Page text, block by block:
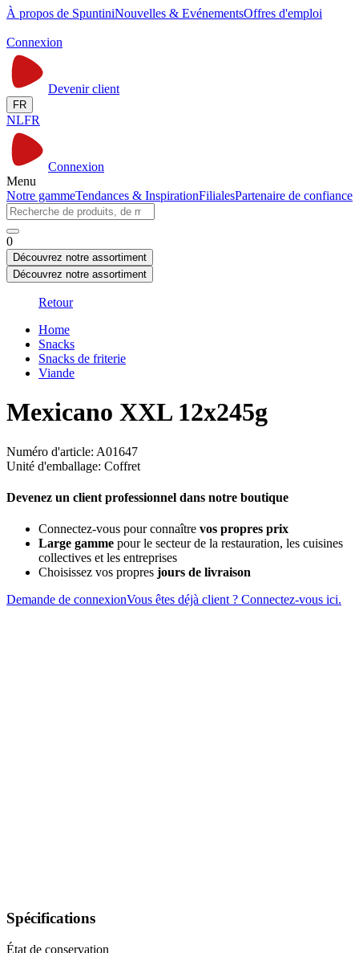
À propos de SpuntiniNouvelles & EvénementsOffres d'emploi
Connexion
Devenir client
FR
NLFR
Connexion
Menu
Notre gammeTendances & InspirationFilialesPartenaire de confiance
0
Découvrez notre assortiment
Découvrez notre assortiment
Retour
Home
Snacks
Snacks de friterie
Viande
Mexicano XXL 12x245g
Numéro d'article: A01647
Unité d'emballage: Coffret
Devenez un client professionnel dans notre boutique
Connectez-vous pour connaître vos propres prix
Large gamme pour le secteur de la restauration, les cuisines
collectives et les entreprises
Choisissez vos propres jours de livraison
Demande de connexionVous êtes déjà client ? Connectez-vous ici.
Spécifications
État de conservation